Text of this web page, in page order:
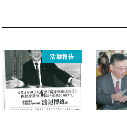
活動報告